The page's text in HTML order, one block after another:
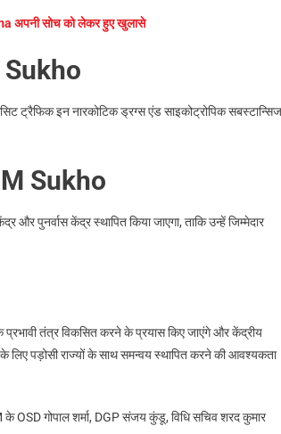
अपनी सोच को लेकर हुए खुलासे
ट्रैफिक इन नारकोटिक ड्रग्स एंड साइकोट्रोपिक सबस्टान्सिज
Sukho
पुनर्वास केंद्र स्थापित किया जाएगा, ताकि उन्हें जिम्मेदार
तंत्र विकसित करने के प्रयास किए जाएंगे और केंद्रीय
लिए पड़ोसी राज्यों के साथ समन्वय स्थापित करने की आवश्यकता
OSD गोपाल शर्मा, DGP संजय कुंडू, विधि सचिव शरद कुमार